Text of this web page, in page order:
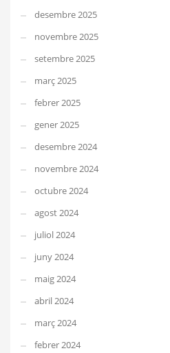
desembre 2025
novembre 2025
setembre 2025
març 2025
febrer 2025
gener 2025
desembre 2024
novembre 2024
octubre 2024
agost 2024
juliol 2024
juny 2024
maig 2024
abril 2024
març 2024
febrer 2024